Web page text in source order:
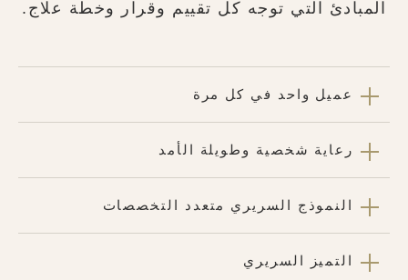
المبادئ التي توجه كل تقييم وقرار وخطة علاج.
عميل واحد في كل مرة
رعاية شخصية وطويلة الأمد
النموذج السريري متعدد التخصصات
التميز السريري